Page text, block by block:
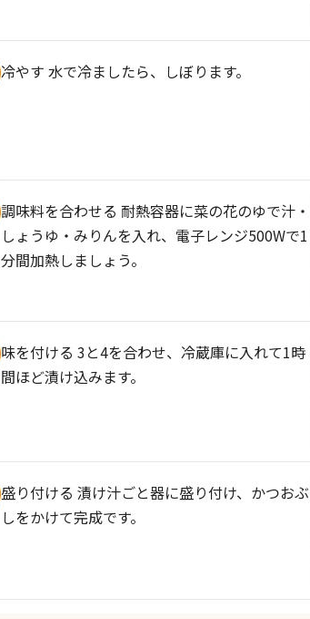
冷やす 水で冷ましたら、しぼります。
調味料を合わせる 耐熱容器に菜の花のゆで汁・
しょうゆ・みりんを入れ、電子レンジ500Wで1
分間加熱しましょう。
味を付ける 3と4を合わせ、冷蔵庫に入れて1時
間ほど漬け込みます。
盛り付ける 漬け汁ごと器に盛り付け、かつおぶ
しをかけて完成です。